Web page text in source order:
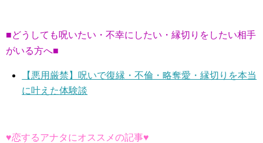
■どうしても呪いたい・不幸にしたい・縁切りをしたい相手
がいる方へ■
【悪用厳禁】呪いで復縁・不倫・略奪愛・縁切りを本当
に叶えた体験談
♥恋するアナタにオススメの記事♥